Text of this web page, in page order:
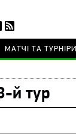
МАТЧІ ТА ТУРНІРИ
й тур